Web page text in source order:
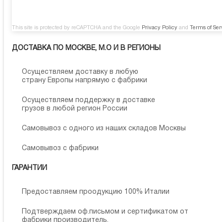
This site is protected by reCAPTCHA and the Google Privacy Policy and Terms of
ДОСТАВКА ПО МОСКВЕ, М.О И В РЕГИОНЫ
Осуществляем доставку в любую
страну Европы напрямую с фабрики
Осуществляем поддержку в доставке
грузов в любой регион России
Самовывоз с одного из наших складов Москвы
Самовывоз с фабрики
ГАРАНТИИ
Предоставляем проодукцию 100% Италии
Подтверждаем оф.письмом и сертификатом от
фабрики производитель.